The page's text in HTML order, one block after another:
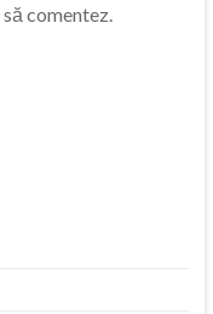
comentez.